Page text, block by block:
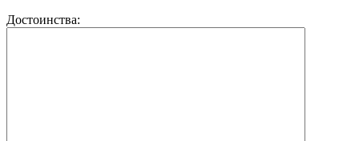
Достоинства: